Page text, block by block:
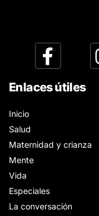
Enlaces útiles
Inicio
Salud
Maternidad y crianza
Mente
Vida
Especiales
La conversación